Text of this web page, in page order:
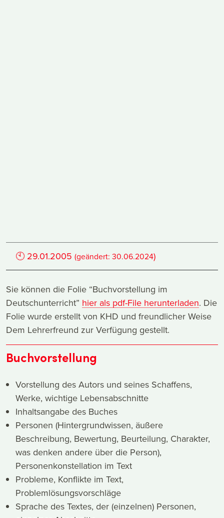
🕙 29.01.2005 (geändert:30.06.2024)
Sie können die Folie “Buchvorstellung im
Deutschunterricht” hier als pdf-File herunterladen. Die
Folie wurde erstellt von KHD und freundlicher Weise
Dem Lehrerfreund zur Verfügung gestellt.
Buchvorstellung
Vorstellung des Autors und seines Schaffens,
Werke, wichtige Lebensabschnitte
Inhaltsangabe des Buches
Personen (Hintergrundwissen, äußere
Beschreibung, Bewertung, Beurteilung, Charakter,
was denken andere über die Person),
Personenkonstellation im Text
Probleme, Konflikte im Text,
Problemlösungsvorschläge
Sprache des Textes, der (einzelnen) Personen,